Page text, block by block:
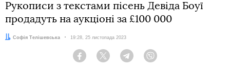
Рукописи з текстами пісень Девіда Боуї
продадуть на аукціоні за £100 000
Автор:
Софія Телішевська Дата:
19:28, 25 листопада 2023
Facebook Twitter Telegram